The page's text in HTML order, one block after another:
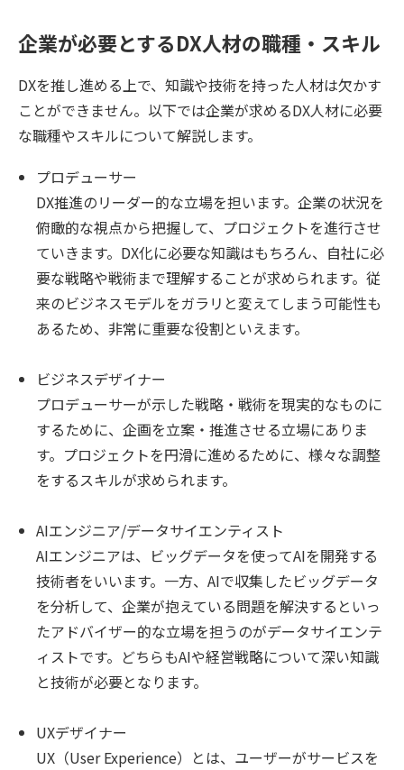
企業が必要とするDX人材の職種・スキル
DXを推し進める上で、知識や技術を持った人材は欠かす
ことができません。以下では企業が求めるDX人材に必要
な職種やスキルについて解説します。
プロデューサー
DX推進のリーダー的な立場を担います。企業の状況を
俯瞰的な視点から把握して、プロジェクトを進行させ
ていきます。DX化に必要な知識はもちろん、自社に必
要な戦略や戦術まで理解することが求められます。従
来のビジネスモデルをガラリと変えてしまう可能性も
あるため、非常に重要な役割といえます。
ビジネスデザイナー
プロデューサーが示した戦略・戦術を現実的なものに
するために、企画を立案・推進させる立場にありま
す。プロジェクトを円滑に進めるために、様々な調整
をするスキルが求められます。
AIエンジニア/データサイエンティスト
AIエンジニアは、ビッグデータを使ってAIを開発する
技術者をいいます。一方、AIで収集したビッグデータ
を分析して、企業が抱えている問題を解決するといっ
たアドバイザー的な立場を担うのがデータサイエンテ
ィストです。どちらもAIや経営戦略について深い知識
と技術が必要となります。
UXデザイナー
UX（User Experience）とは、ユーザーがサービスを